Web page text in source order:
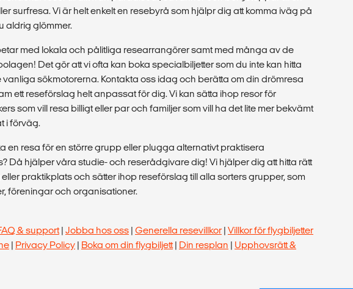
surfresa. Vi är helt enkelt en resebyrå som hjälpr dig att komma iväg på
aldrig glömmer.
med lokala och pålitliga researrangörer samt med många av de
Det gör att vi ofta kan boka specialbiljetter som du inte kan hitta
vanliga sökmotorerna. Kontakta oss idag och berätta om din drömresa
ett reseförslag helt anpassat för dig. Vi kan sätta ihop resor för
som vill resa billigt eller par och familjer som vill ha det lite mer bekvämt
i förväg.
en resa för en större grupp eller plugga alternativt praktisera
Då hjälper våra studie- och reserådgivare dig! Vi hjälper dig att hitta rätt
praktikplats och sätter ihop reseförslag till alla sorters grupper, som
föreningar och organisationer.
& support| Jobba hos oss | Generella resevillkor | Villkor för flygbiljetter
| Privacy Policy | Boka om din flygbiljett| Din resplan | Upphovsrätt &